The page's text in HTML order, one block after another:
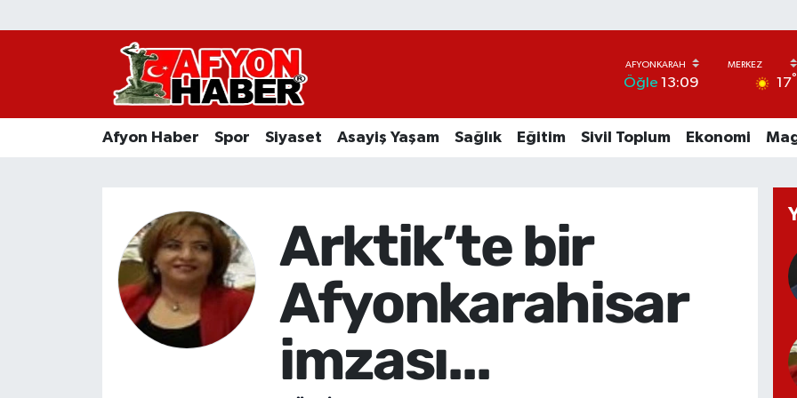
Öğle 13:09 17°
Afyon Haber Spor Siyaset Asayiş Yaşam Sağlık Eğitim Sivil Toplum Ekonomi
Arktik’te bir
Afyonkarahisar
imzası...
Afyon Haber